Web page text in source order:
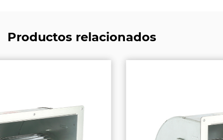
Productos relacionados